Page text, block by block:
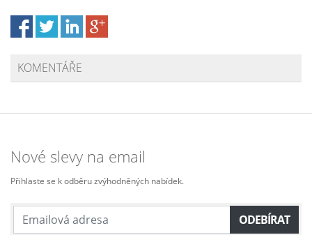
KOMENTÁŘE
Nové slevy na email
Přihlaste se k odběru zvýhodněných nabídek.
ODEBÍRAT